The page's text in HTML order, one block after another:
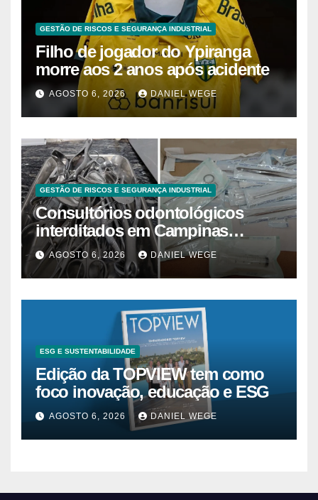
GESTÃO DE RISCOS E SEGURANÇA INDUSTRIAL
Filho de jogador do Ypiranga
morre aos 2 anos após acidente
AGOSTO 6, 2026 DANIEL WEGE
GESTÃO DE RISCOS E SEGURANÇA INDUSTRIAL
Consultórios odontológicos
interditados em Campinas
superam 2025
AGOSTO 6, 2026 DANIEL WEGE
ESG E SUSTENTABILIDADE
Edição da TOPVIEW tem como
foco inovação, educação e ESG
AGOSTO 6, 2026 DANIEL WEGE